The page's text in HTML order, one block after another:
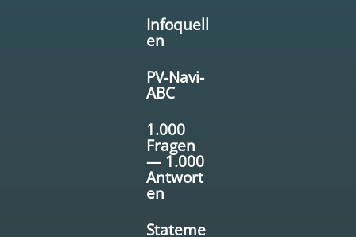
Infoquell
en
PV-Navi-
ABC
1.000
Fragen
— 1.000
Antwort
en
Stateme